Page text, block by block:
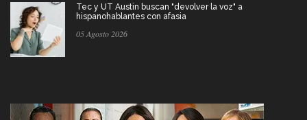
Tec y UT Austin buscan "devolver la voz" a
hispanohablantes con afasia
05 Agosto 2026